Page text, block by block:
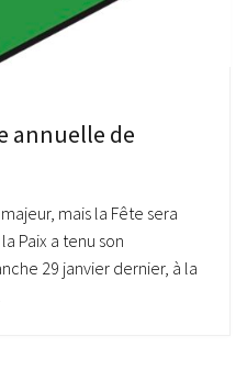
annuelle de
mais la Fête sera
Paix a tenu son
29 janvier dernier, à la